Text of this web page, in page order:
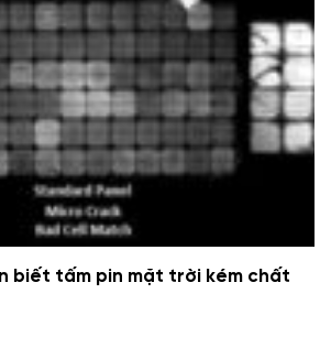
biết tấm pin mặt trời kém chất